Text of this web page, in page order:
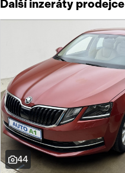
Další inzeráty prodejce
44